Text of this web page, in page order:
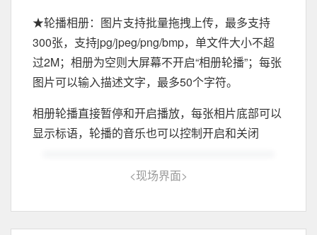
★轮播相册：图片支持批量拖拽上传，最多支持
300张，支持jpg/jpeg/png/bmp，单文件大小不超
过2M；相册为空则大屏幕不开启“相册轮播”；每张
图片可以输入描述文字，最多50个字符。
相册轮播直接暂停和开启播放，每张相片底部可以
显示标语，轮播的音乐也可以控制开启和关闭
<现场界面>